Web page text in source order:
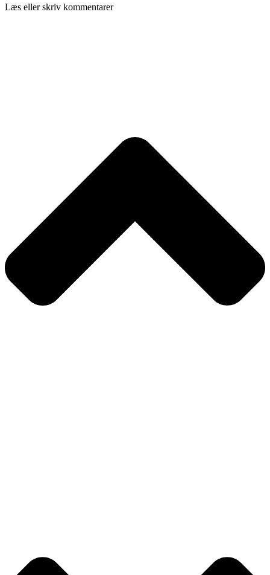
Læs eller skriv kommentarer